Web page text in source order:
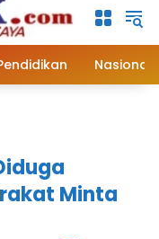
Nasional
Minta